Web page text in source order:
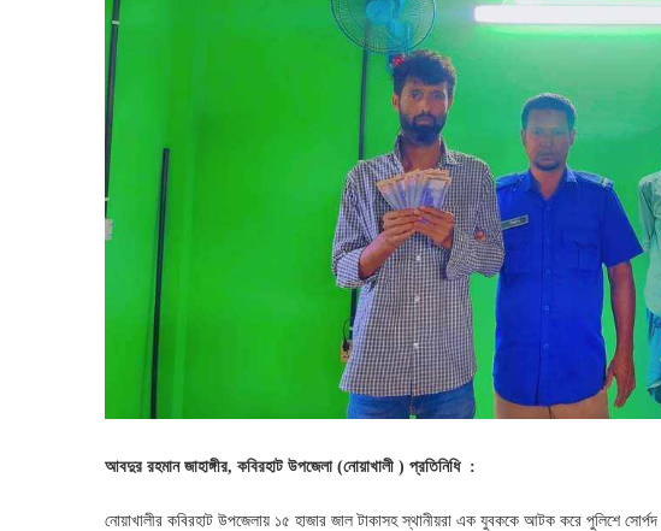
আবদুর রহমান জাহাঙ্গীর, কবিরহাট উপজেলা (নোয়াখালী ) প্রতিনিধি :
নোয়াখালীর কবিরহাট উপজেলায় ১৫ হাজার জাল টাকাসহ স্থানীয়রা এক যুবককে আটক করে পুলিশে